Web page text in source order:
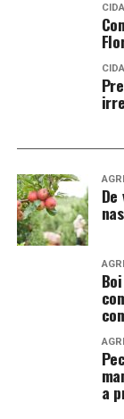
Participam do
Alcântara
Alethea
Antônio Fábio
Marques, Caio
Fabio
Silva, Gonçalo
Bezerra
Quintieri, Luís
Vidal, Ramon
Alves.
Outras
[email
Autor: Lígia
Fotografo:
Departamento:
a